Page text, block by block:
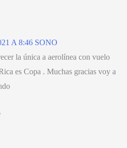
A 8:46 SONO
la única a aerolínea con vuelo
es Copa . Muchas gracias voy a